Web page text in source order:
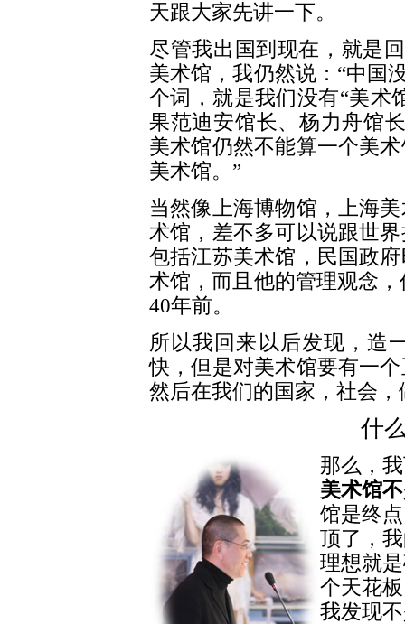
天跟大家先讲一下。
尽管我出国到现在，就是
美术馆，我仍然说：“中国
个词，就是我们没有“美术
果范迪安馆长、杨力舟馆
美术馆仍然不能算一个美
美术馆。”
当然像上海博物馆，上海
术馆，差不多可以说跟世
包括江苏美术馆，民国政
术馆，而且他的管理观念
40年前。
所以我回来以后发现，造
快，但是对美术馆要有一
然后在我们的国家，社会
什
那么，
美术馆
馆是终
顶了，
理想就
个天花
我发现